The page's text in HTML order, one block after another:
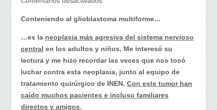
al
glioblastoma
multiforme…
Conteniendo al glioblastoma multiforme…
…es la neoplasia más agresiva del sistema nervioso
central en los adultos y niños. Me interesó su
lectura y me hizo recordar las veces que nos tocó
luchar contra esta neoplasia, junto al equipo de
tratamiento quirúrgico de INEN. Con este tumor han
caído muchos pacientes e incluso familiares
directos y amigos.